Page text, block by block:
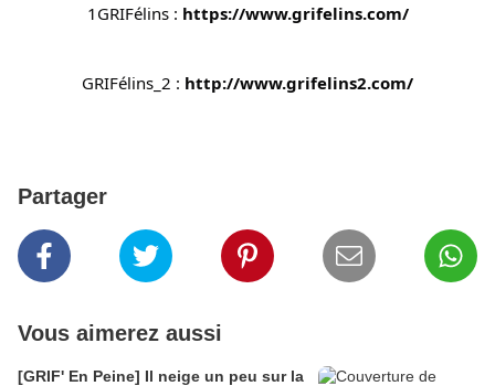
1GRIFélins : https://www.grifelins.com/
GRIFélins_2 : http://www.grifelins2.com/
Partager
Vous aimerez aussi
[GRIF' En Peine] Il neige un peu sur la